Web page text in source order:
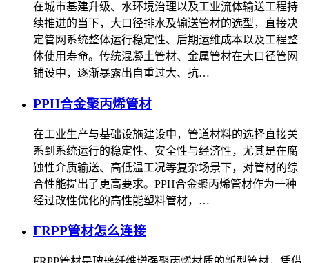
在城市基建升级、水环境治理以及工业流体输送工程持
续推进的当下，大口径排水及输送管材的选型，直接决
定管网系统整体运行稳定性、后期运维成本以及工程整
体使用寿命。传统混凝土管材、金属管材在大口径管网
铺设中，逐渐暴露出自重过大、抗…
PPH合金聚丙烯管材
在工业生产与基础设施建设中，管道材料的选择直接关
系到系统运行的稳定性、安全性与经济性，尤其是在腐
蚀性介质输送、高低温工况等复杂场景下，对管材的综
合性能提出了更高要求。PPH合金聚丙烯管材作为一种
经过改性优化的高性能塑料管材，…
FRPP管材怎么连接